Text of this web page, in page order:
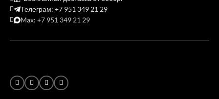
Телеграм: +7 951 349 21 29
Max: +7 951 349 21 29